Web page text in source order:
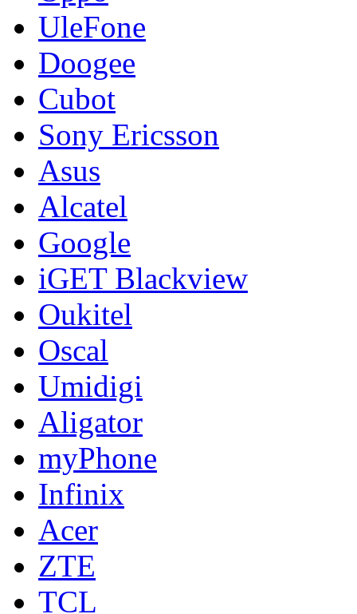
UleFone
Doogee
Cubot
Sony Ericsson
Asus
Alcatel
Google
iGET Blackview
Oukitel
Oscal
Umidigi
Aligator
myPhone
Infinix
Acer
ZTE
TCL